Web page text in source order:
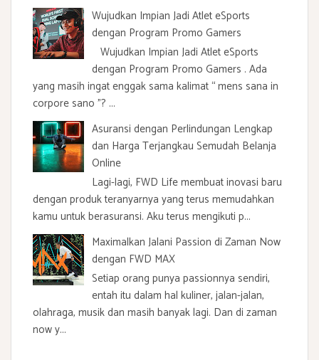
Wujudkan Impian Jadi Atlet eSports
dengan Program Promo Gamers
Wujudkan Impian Jadi Atlet eSports
dengan Program Promo Gamers . Ada
yang masih ingat enggak sama kalimat “ mens sana in
corpore sano ”? ...
Asuransi dengan Perlindungan Lengkap
dan Harga Terjangkau Semudah Belanja
Online
Lagi-lagi, FWD Life membuat inovasi baru
dengan produk teranyarnya yang terus memudahkan
kamu untuk berasuransi. Aku terus mengikuti p...
Maximalkan Jalani Passion di Zaman Now
dengan FWD MAX
Setiap orang punya passionnya sendiri,
entah itu dalam hal kuliner, jalan-jalan,
olahraga, musik dan masih banyak lagi. Dan di zaman
now y...